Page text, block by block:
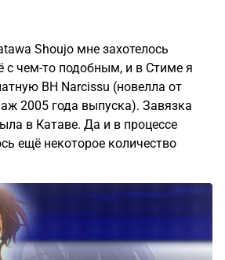
Shoujo мне захотелось
с чем-то подобным, и в Стиме я